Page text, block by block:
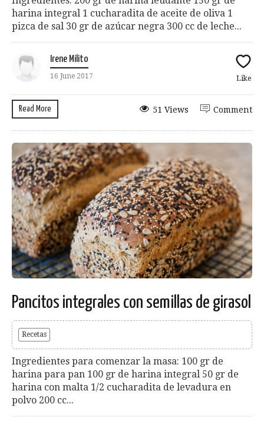
harina integral 1 cucharadita de aceite de oliva 1
pizca de sal 30 gr de azúcar negra 300 cc de leche...
Irene Milito
16 June 2017 Like
Read More Comment
51 Views
Pancitos integrales con semillas de girasol
Recetas
Ingredientes para comenzar la masa: 100 gr de
harina para pan 100 gr de harina integral 50 gr de
harina con malta 1/2 cucharadita de levadura en
polvo 200 cc...